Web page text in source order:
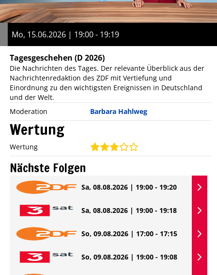
Mo, 15.06.2026 | 19:00 - 19:19
Tagesgeschehen (D 2026)
Die Nachrichten des Tages. Der relevante Überblick aus der
Nachrichtenredaktion des ZDF mit Vertiefung und
Einordnung zu den wichtigsten Ereignissen in Deutschland
und der Welt.
Moderation
Barbara Hahlweg
Wertung
Wertung
Nächste Folgen
Sa, 08.08.2026 | 19:00 - 19:20
Sa, 08.08.2026 | 19:00 - 19:18
So, 09.08.2026 | 17:00 - 17:15
So, 09.08.2026 | 19:00 - 19:08